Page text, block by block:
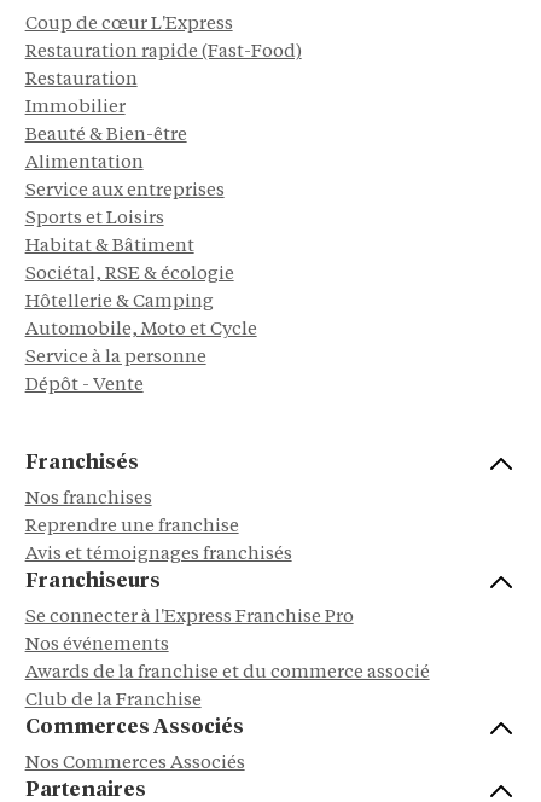
Coup de cœur L'Express
Restauration rapide (Fast-Food)
Restauration
Immobilier
Beauté & Bien-être
Alimentation
Service aux entreprises
Sports et Loisirs
Habitat & Bâtiment
Sociétal, RSE & écologie
Hôtellerie & Camping
Automobile, Moto et Cycle
Service à la personne
Dépôt - Vente
Franchisés
Nos franchises
Reprendre une franchise
Avis et témoignages franchisés
Franchiseurs
Se connecter à l'Express Franchise Pro
Nos événements
Awards de la franchise et du commerce associé
Club de la Franchise
Commerces Associés
Nos Commerces Associés
Partenaires